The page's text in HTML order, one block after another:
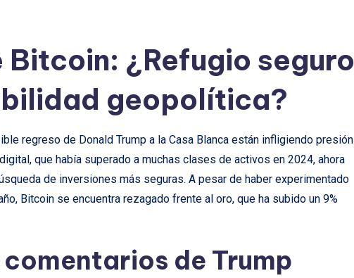
Bitcoin: ¿Refugio seguro
geopolítica?
regreso de Donald Trump a la Casa Blanca están infligiendo presión
que había superado a muchas clases de activos en 2024, ahora
de inversiones más seguras. A pesar de haber experimentado
Bitcoin se encuentra rezagado frente al oro, que ha subido un 9%
de Trump